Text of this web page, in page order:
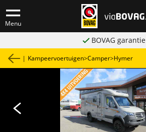
Menu
BOVAG garantie
| Kampeervoertuigen>Camper>Hymer